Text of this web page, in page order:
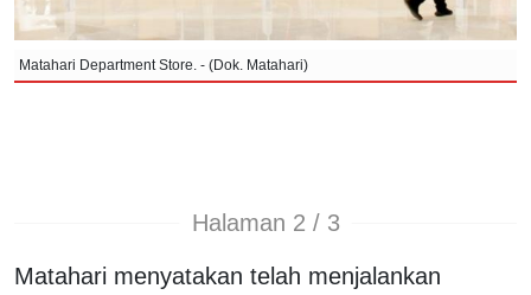
Matahari Department Store. - (Dok. Matahari)
Halaman 2 / 3
Matahari menyatakan telah menjalankan